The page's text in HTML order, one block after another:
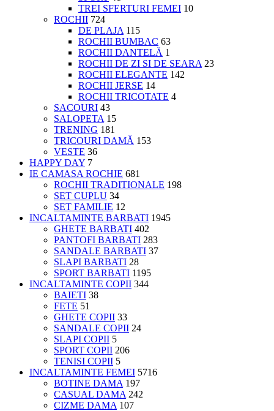
TREI SFERTURI FEMEI 10
ROCHII 724
DE PLAJA 115
ROCHII BUMBAC 63
ROCHII DANTELĂ 1
ROCHII DE ZI SI DE SEARA 23
ROCHII ELEGANTE 142
ROCHII JERSE 14
ROCHII TRICOTATE 4
SACOURI 43
SALOPETA 15
TRENING 181
TRICOURI DAMĂ 153
VESTE 36
HAPPY DAY 7
IE CAMASA ROCHIE 681
ROCHII TRADITIONALE 198
SET CUPLU 34
SET FAMILIE 12
INCALTAMINTE BARBATI 1945
GHETE BARBATI 402
PANTOFI BARBATI 283
SANDALE BARBATI 37
SLAPI BARBATI 28
SPORT BARBATI 1195
INCALTAMINTE COPII 344
BAIETI 38
FETE 51
GHETE COPII 33
SANDALE COPII 24
SLAPI COPII 5
SPORT COPII 206
TENISI COPII 5
INCALTAMINTE FEMEI 5716
BOTINE DAMA 197
CASUAL DAMA 242
CIZME DAMA 107